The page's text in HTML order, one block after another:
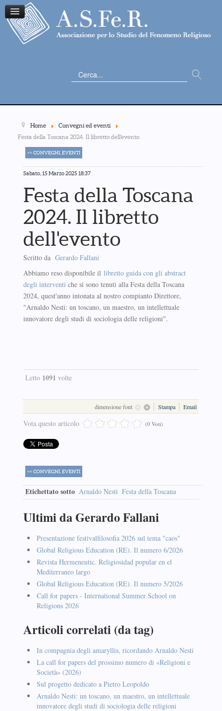
Cerca...
Home
Convegni ed eventi
Festa della Toscana 2024. Il libretto dell'evento
<< CONVEGNI, EVENTI
Sabato, 15 Marzo 2025 18:37
Festa della Toscana
2024. Il libretto
dell'evento
Scritto da Gerardo Fallani
Abbiamo reso disponibile il libretto guida con gli abstract
degli interventi che si sono tenuti alla Festa della Toscana
2024, quest'anno intonata al nostro compianto Direttore,
"Arnaldo Nesti: un toscano, un maestro, un intellettuale
innovatore degli studi di sociologia delle religioni".
Letto 1091 volte
dimensione font Stampa Email
Vota questo articolo (0 Voti)
<< CONVEGNI, EVENTI
Etichettato sotto Arnaldo Nesti Festa della Toscana
Ultimi da Gerardo Fallani
Presentazione festivalfilosofia 2026 sul tema "caos"
Global Religious Education (RE). Il numero 6/2026
Revista Hermeneutic. Religiosidad popular en el
Mediterraneo largo
Global Religious Education (RE). Il numero 5/2026
Call for papers - International Summer School on
Religions 2026
Articoli correlati (da tag)
In compagnia degli amaryllis, ricordando Arnaldo Nesti
La call for papers del prossimo numero di «Religioni e
Società» (2026)
Sul progetto dedicato a Pietro Leopoldo
Arnaldo Nesti: un toscano, un maestro, un intellettuale
innovatore degli studi di sociologia delle religioni